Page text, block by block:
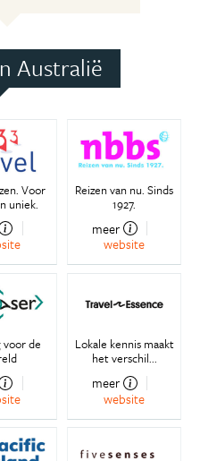
Australië
Voor
uniek.
Reizen van nu. Sinds
1927.
meer
website
de
Lokale kennis maakt
het verschil...
meer
website